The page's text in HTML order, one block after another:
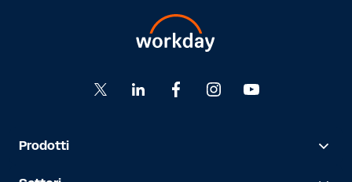
Prodotti